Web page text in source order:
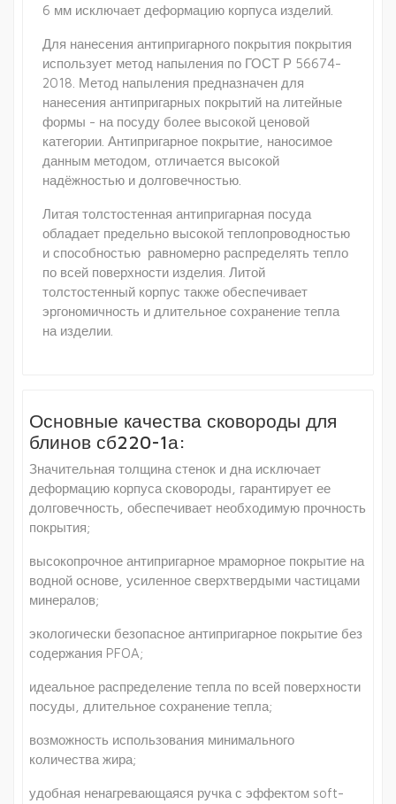
6 мм исключает деформацию корпуса изделий.
Для нанесения антипригарного покрытия покрытия
использует метод напыления по ГОСТ Р 56674-
2018. Метод напыления предназначен для
нанесения антипригарных покрытий на литейные
формы - на посуду более высокой ценовой
категории. Антипригарное покрытие, наносимое
данным методом, отличается высокой
надёжностью и долговечностью.
Литая толстостенная антипригарная посуда
обладает предельно высокой теплопроводностью
и способностью равномерно распределять тепло
по всей поверхности изделия. Литой
толстостенный корпус также обеспечивает
эргономичность и длительное сохранение тепла
на изделии.
Основные качества сковороды для
блинов сб220-1а:
Значительная толщина стенок и дна исключает
деформацию корпуса сковороды, гарантирует ее
долговечность, обеспечивает необходимую прочность
покрытия;
высокопрочное антипригарное мраморное покрытие на
водной основе, усиленное сверхтвердыми частицами
минералов;
экологически безопасное антипригарное покрытие без
содержания PFOA;
идеальное распределение тепла по всей поверхности
посуды, длительное сохранение тепла;
возможность использования минимального
количества жира;
удобная ненагревающаяся ручка с эффектом soft-